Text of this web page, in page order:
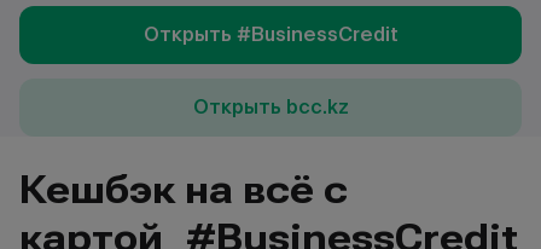
Открыть #BusinessCredit
Открыть bcc.kz
Кешбэк на всё с
картой #BusinessCredit